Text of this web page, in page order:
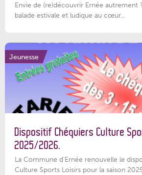
Envie de (re)découvrir Ernée autrement
balade estivale et ludique au cœur...
Jeunesse
Dispositif Chéquiers Culture
2025/2026.
La Commune d'Ernée renouvelle le
Culture Sports Loisirs pour la saison